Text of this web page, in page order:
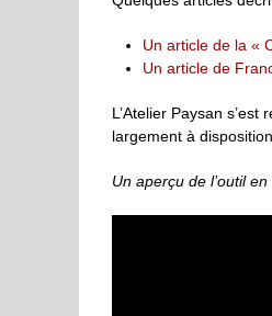
Un article de la «
Un article de
L’Atelier Paysan
largement à
Un aperçu de l’outil